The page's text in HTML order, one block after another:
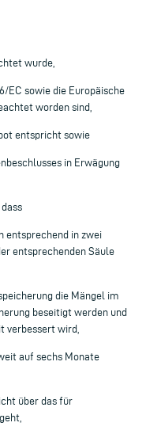
wurde,
EC sowie die Europäische
worden sind,
entspricht sowie
in Erwägung
entsprechend in zwei
entsprechenden Säule
die Mängel im
beseitigt werden und
verbessert wird,
auf sechs Monate
über das für